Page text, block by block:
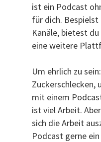
ist ein Podcast
für dich. Bespielst
Kanäle, bietest
eine weitere
Um ehrlich zu
Zuckerschlecken,
mit einem
ist viel Arbeit.
sich die Arbeit
Podcast gerne